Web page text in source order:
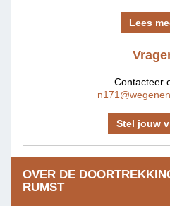
Lees
Contacteer
Stel jouw
OVER DE
RUMST